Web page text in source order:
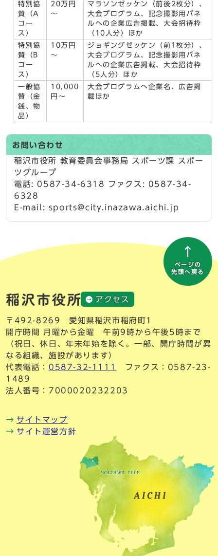
特別協
賛（A
コー
ス）
20万円
～
マラソンゼッケン（前後2枚分）、
大会プログラム、記念撮影用パネ
ルへの企業広告掲載、大会招待枠
（10人分）ほか
特別協
賛（B
コー
ス）
10万円
～
ジョギングゼッケン（前1枚分）、
大会プログラム、記念撮影用パネ
ルへの企業広告掲載、大会招待枠
（5人分）ほか
一般協
賛（金
銭、物
品）
10,000
円～
大会プログラムへ企業名、広告掲
載ほか
お問い合わせ
稲沢市役所 教育委員会事務局 スポーツ課 スポー
ツグループ
電話: 0587-34-6318 ファクス: 0587-34-
6328
E-mail: sports@city.inazawa.aichi.jp
ページの
先頭へ戻る
アクセス
〒492-8269 愛知県稲沢市稲府町1
開庁時間 月曜から金曜 午前9時から午後5時まで
（祝日、休日、年末年始を除く。一部、開庁時間が異
なる組織、施設があります）
代表電話： 0587-32-1111
ファクス：0587-23-
1489
法人番号：7000020232203
サイトマップ
サイト運営方針